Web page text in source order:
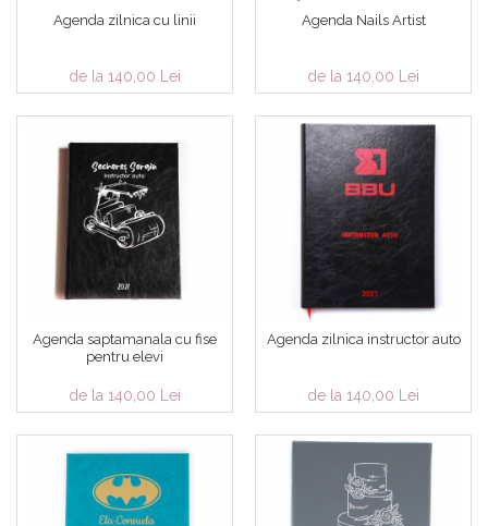
Agenda zilnica cu linii
de la 140,00 Lei
Agenda Nails Artist
de la 140,00 Lei
Agenda saptamanala cu fise
pentru elevi
de la 140,00 Lei
Agenda zilnica instructor auto
de la 140,00 Lei